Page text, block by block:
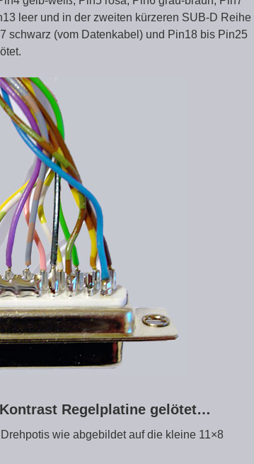
leer und in der zweiten kürzeren SUB-D Reihe
schwarz (vom Datenkabel) und Pin18 bis Pin25
Regelplatine gelötet…
wie abgebildet auf die kleine 11×8